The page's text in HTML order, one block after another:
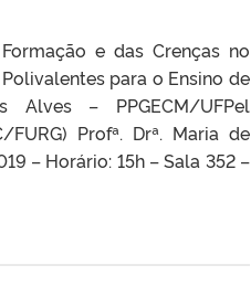
e das Crenças no
para o Ensino de
Alves – PPGECM/UFPel
Profª. Drª. Maria de
– Horário: 15h – Sala 352 –